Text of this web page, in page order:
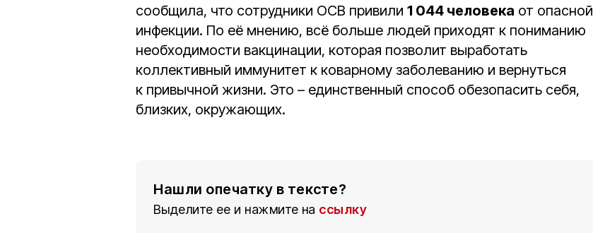
сообщила, что сотрудники ОСВ привили 1 044 человека от опасной
инфекции. По её мнению, всё больше людей приходят к пониманию
необходимости вакцинации, которая позволит выработать
коллективный иммунитет к коварному заболеванию и вернуться
к привычной жизни. Это – единственный способ обезопасить себя,
близких, окружающих.
Нашли опечатку в тексте?
Выделите ее и нажмите на ссылку